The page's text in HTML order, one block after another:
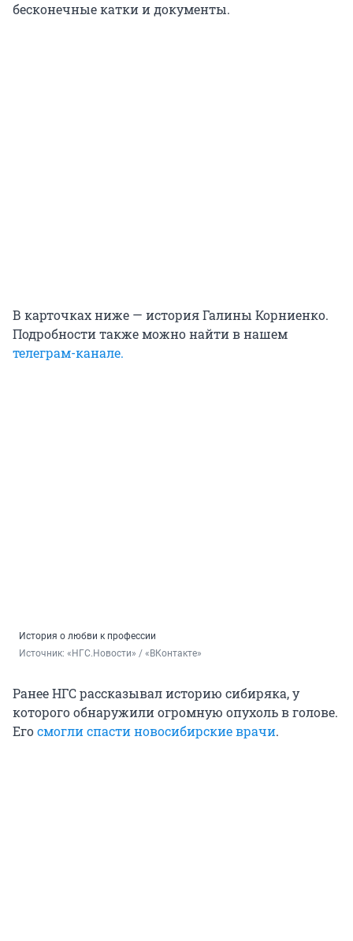
бесконечные катки и документы.
В карточках ниже — история Галины Корниенко.
Подробности также можно найти в нашем
телеграм-канале.
История о любви к профессии
Источник: «НГС.Новости» / «ВКонтакте»
Ранее НГС рассказывал историю сибиряка, у
которого обнаружили огромную опухоль в голове.
Егосмогли спасти новосибирские врачи.